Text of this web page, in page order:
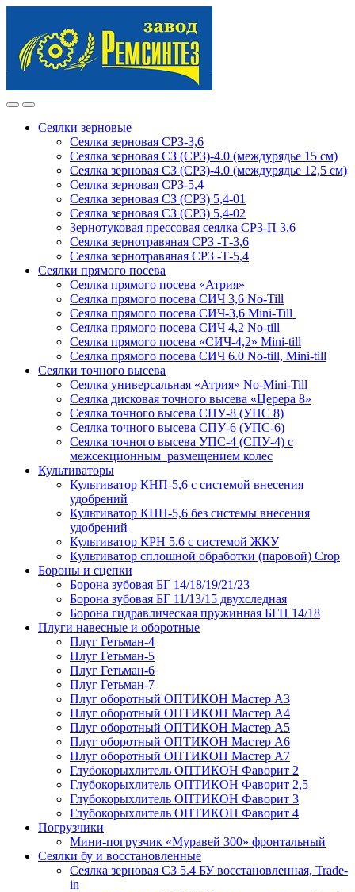
navigation
content
Сеялки зерновые
Сеялка зерновая СРЗ-3,6
Сеялка зерновая СЗ (СРЗ)-4.0 (междурядье 15 см)
Сеялка зерновая СЗ (СРЗ)-4.0 (междурядье 12,5 см)
Сеялка зерновая СРЗ-5,4
Сеялка зерновая СЗ (СРЗ) 5,4-01
Сеялка зерновая СЗ (СРЗ) 5,4-02
Зернотуковая прессовая сеялка СРЗ-П 3.6
Сеялка зернотравяная СРЗ -Т-3,6
Сеялка зернотравяная СРЗ -Т-5,4
Сеялки прямого посева
Сеялка прямого посева «Атрия»
Сеялка прямого посева СИЧ 3,6 No-Till
Сеялка прямого посева СИЧ-3,6 Mini-Till
Сеялка прямого посева СИЧ 4,2 No-till
Сеялка прямого посева «СИЧ-4,2» Mini-till
Сеялка прямого посева СИЧ 6.0 No-till, Mini-till
Сеялки точного высева
Сеялка универсальная «Атрия» No-Mini-Till
Сеялка дисковая точного высева «Церера 8»
Сеялка точного высева СПУ-8 (УПС 8)
Сеялка точного высева СПУ-6 (УПС-6)
Сеялка точного высева УПС-4 (СПУ-4) с
межсекционным размещением колес
Культиваторы
Культиватор КНП-5,6 с системой внесения
удобрений
Культиватор КНП-5,6 без системы внесения
удобрений
Культиватор КРН 5.6 с системой ЖКУ
Культиватор сплошной обработки (паровой) Crop
Бороны и сцепки
Борона зубовая БГ 14/18/19/21/23
Борона зубовая БГ 11/13/15 двухследная
Борона гидравлическая пружинная БГП 14/18
Плуги навесные и оборотные
Плуг Гетьман-4
Плуг Гетьман-5
Плуг Гетьман-6
Плуг Гетьман-7
Плуг оборотный ОПТИКОН Мастер А3
Плуг оборотный ОПТИКОН Мастер А4
Плуг оборотный ОПТИКОН Мастер А5
Плуг оборотный ОПТИКОН Мастер А6
Плуг оборотный ОПТИКОН Мастер А7
Глубокорыхлитель ОПТИКОН Фаворит 2
Глубокорыхлитель ОПТИКОН Фаворит 2,5
Глубокорыхлитель ОПТИКОН Фаворит 3
Глубокорыхлитель ОПТИКОН Фаворит 4
Погрузчики
Мини-погрузчик «Муравей 300» фронтальный
Сеялки бу и восстановленные
Сеялка зерновая СЗ 5.4 БУ восстановленная, Trade-
in